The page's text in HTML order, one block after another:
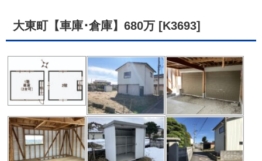
大東町【車庫･倉庫】680万 [K3693]